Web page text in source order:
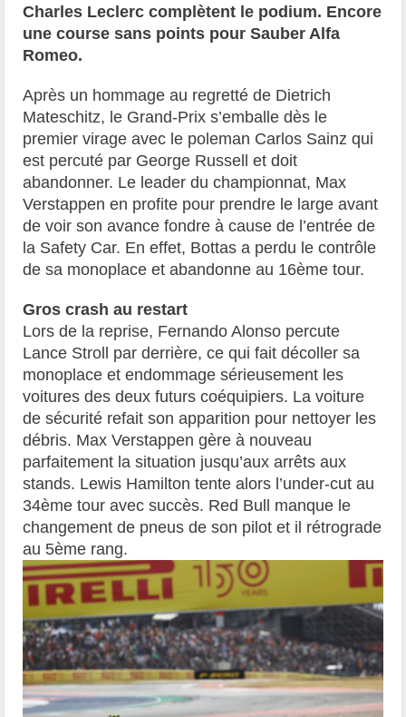
Charles Leclerc complètent le podium. Encore
une course sans points pour Sauber Alfa
Romeo.
Après un hommage au regretté de Dietrich
Mateschitz, le Grand-Prix s’emballe dès le
premier virage avec le poleman Carlos Sainz qui
est percuté par George Russell et doit
abandonner. Le leader du championnat, Max
Verstappen en profite pour prendre le large avant
de voir son avance fondre à cause de l’entrée de
la Safety Car. En effet, Bottas a perdu le contrôle
de sa monoplace et abandonne au 16ème tour.
Gros crash au restart
Lors de la reprise, Fernando Alonso percute
Lance Stroll par derrière, ce qui fait décoller sa
monoplace et endommage sérieusement les
voitures des deux futurs coéquipiers. La voiture
de sécurité refait son apparition pour nettoyer les
débris. Max Verstappen gère à nouveau
parfaitement la situation jusqu’aux arrêts aux
stands. Lewis Hamilton tente alors l’under-cut au
34ème tour avec succès. Red Bull manque le
changement de pneus de son pilot et il rétrograde
au 5ème rang.